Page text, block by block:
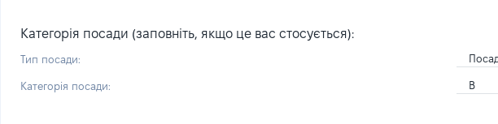
Категорія посади (заповніть, якщо це вас стосується):
Тип посади:
Категорія посади: В